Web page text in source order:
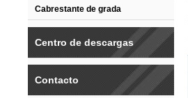
Cabrestante de grada
Centro de descargas
Contacto